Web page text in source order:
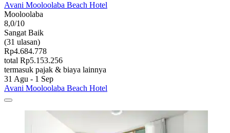
Avani Mooloolaba Beach Hotel
Mooloolaba
8,0/10
Sangat Baik
(31 ulasan)
Rp4.684.778
total Rp5.153.256
termasuk pajak & biaya lainnya
31 Agu - 1 Sep
Avani Mooloolaba Beach Hotel